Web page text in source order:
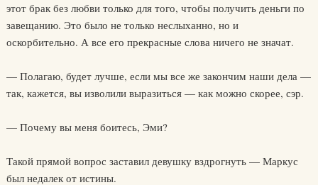
этот брак без любви только для того, чтобы получить деньги по
завещанию. Это было не только неслыханно, но и
оскорбительно. А все его прекрасные слова ничего не значат.
— Полагаю, будет лучше, если мы все же закончим наши дела —
так, кажется, вы изволили выразиться — как можно скорее, сэр.
— Почему вы меня боитесь, Эми?
Такой прямой вопрос заставил девушку вздрогнуть — Маркус
был недалек от истины.